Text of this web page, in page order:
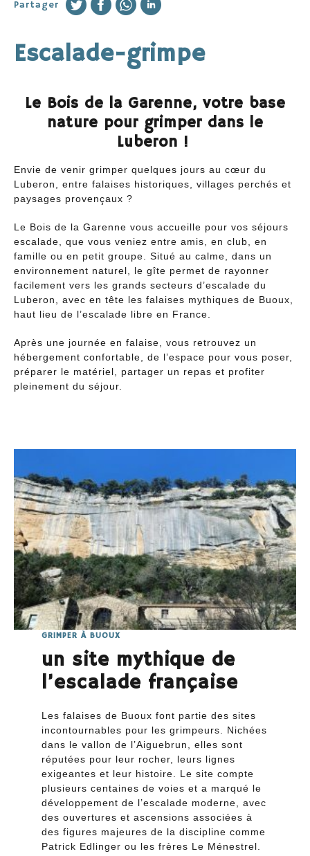
Location du Gîte
Séjours VTT Enduro-DH-VTTAE-gravel
Etape Gravel / cyclotourisme
Campements
Tarifs et Réservations
Partager
Escalade-grimpe
Le Bois de la Garenne, votre base
nature pour grimper dans le
Luberon !
Envie de venir grimper quelques jours au cœur du
Luberon, entre falaises historiques, villages perchés et
paysages provençaux ?
Le Bois de la Garenne vous accueille pour vos séjours
escalade, que vous veniez entre amis, en club, en
famille ou en petit groupe. Situé au calme, dans un
environnement naturel, le gîte permet de rayonner
facilement vers les grands secteurs d’escalade du
Luberon, avec en tête les falaises mythiques de Buoux,
haut lieu de l’escalade libre en France.
Après une journée en falaise, vous retrouvez un
hébergement confortable, de l’espace pour vous poser,
préparer le matériel, partager un repas et profiter
pleinement du séjour.
GRIMPER À BUOUX
un site mythique de
l’escalade française
Les falaises de Buoux font partie des sites
incontournables pour les grimpeurs. Nichées
dans le vallon de l’Aiguebrun, elles sont
réputées pour leur rocher, leurs lignes
exigeantes et leur histoire. Le site compte
plusieurs centaines de voies et a marqué le
développement de l’escalade moderne, avec
des ouvertures et ascensions associées à
des figures majeures de la discipline comme
Patrick Edlinger ou les frères Le Ménestrel.